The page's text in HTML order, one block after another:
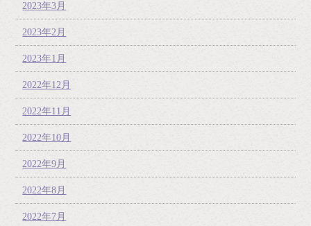
2023年3月
2023年2月
2023年1月
2022年12月
2022年11月
2022年10月
2022年9月
2022年8月
2022年7月